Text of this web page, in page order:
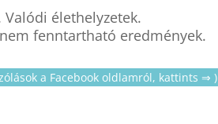
élethelyzetek.
fenntartható eredmények.
a Facebook oldlamról, kattints ⇒ )